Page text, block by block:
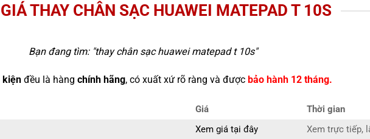
THAY CHÂN SẠC HUAWEI MATEPAD T 10S
Bạn đang tìm: "thay chân sạc huawei matepad t 10s"
kiệnđều là hàng chính hãng, có xuất xứ rõ ràng và được bảo hành 12 tháng.
Giá
Thời gian
Xem giá tại đây
Xem trực tiếp,